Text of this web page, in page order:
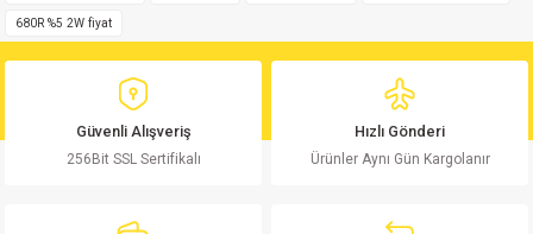
Ürün resmi kalitesiz, bozuk veya görüntülenemiyor.
Ürün açıklamasında eksik bilgiler bulunuyor.
Ürün bilgilerinde hatalar bulunuyor.
Ürün fiyatı diğer sitelerden daha pahalı.
680R %5 2W fiyat
Güvenli Alışveriş
256Bit SSL Sertifikalı
Hızlı Gönderi
Ürünler Aynı Gün Kargolanır